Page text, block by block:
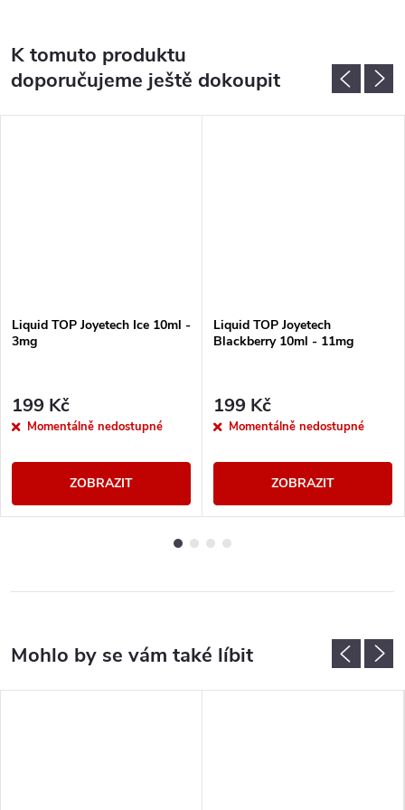
K tomuto produktu
doporučujeme ještě dokoupit
Liquid TOP Joyetech Ice 10ml -
3mg
199 Kč
Momentálně nedostupné
ZOBRAZIT
Liquid TOP Joyetech
Blackberry 10ml - 11mg
199 Kč
Momentálně nedostupné
ZOBRAZIT